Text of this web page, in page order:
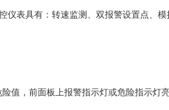
仪表具有：转速监测、双报警设置点、
值，前面板上报警指示灯或危险指示灯